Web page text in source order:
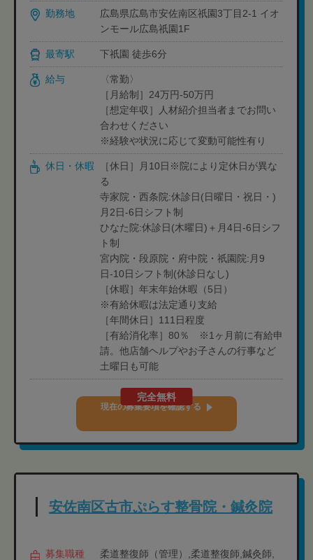
勤務地
広島県広島市安佐南区祇園3丁目2-1 イオ
ンモール広島祇園1F
最寄駅 下祇園 徒歩6分
給与
〈常勤〉
［月給制］24万円-50万円
［想定年収］人材紹介担当者までお問い
合わせください
※経験や状況に応じて変動可能性有り
休日・休暇
［休日］月10日※院により定休日が異な
る
寺家院・西条院:休診日(日曜日・祝日・)
月2日-6日シフト制
ひなた院:休診日(木曜日)＋月4日-6日シフ
ト制
宮内院・段原院・府中院・祇園院:月9
日-10日シフト制(休診日なし)
［休暇］年末年始休暇（5日）
※有給休暇は法定通り支給
［年間休日］111日程度
［有給消化率］80％ ※1ヶ月前に有給申
請。他店舗ヘルプやお子さんの行事など
土曜日も可能
完全無料
現在の募集要項を確認する
安佐南区古市ぷらす整骨院・鍼灸院
募集職種
柔道整復師（管理）,柔道整復師,鍼灸師,